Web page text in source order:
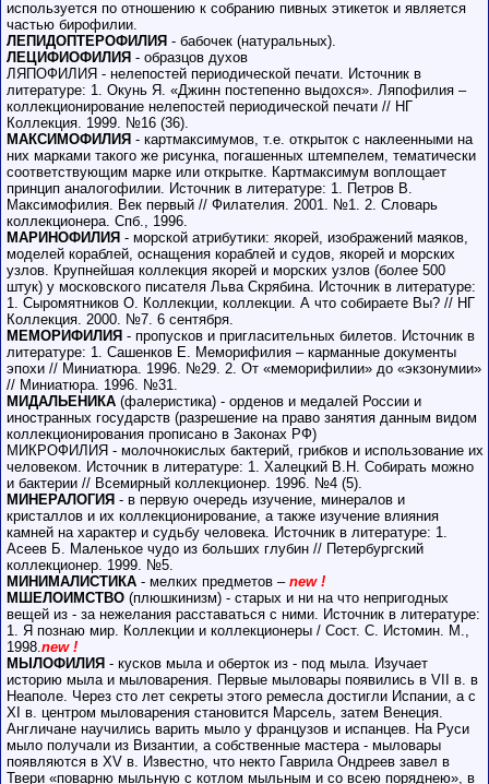
используется по отношению к собранию пивных этикеток и является
частью бирофилии.
ЛЕПИДОПТЕРОФИЛИЯ - бабочек (натуральных).
ЛЕЦИФИОФИЛИЯ - образцов духов
ЛЯПОФИЛИЯ - нелепостей периодической печати. Источник в
литературе: 1. Окунь Я. «Джинн постепенно выдохся». Ляпофилия –
коллекционирование нелепостей периодической печати // НГ
Коллекция. 1999. №16 (36).
МАКСИМОФИЛИЯ - картмаксимумов, т.е. открыток с наклеенными на
них марками такого же рисунка, погашенных штемпелем, тематически
соответствующим марке или открытке. Картмаксимум воплощает
принцип аналогофилии. Источник в литературе: 1. Петров В.
Максимофилия. Век первый // Филателия. 2001. №1. 2. Словарь
коллекционера. Спб., 1996.
МАРИНОФИЛИЯ - морской атрибутики: якорей, изображений маяков,
моделей кораблей, оснащения кораблей и судов, якорей и морских
узлов. Крупнейшая коллекция якорей и морских узлов (более 500
штук) у московского писателя Льва Скрябина. Источник в литературе:
1. Сыромятников О. Коллекции, коллекции. А что собираете Вы? // НГ
Коллекция. 2000. №7. 6 сентября.
МЕМОРИФИЛИЯ - пропусков и пригласительных билетов. Источник в
литературе: 1. Сашенков Е. Меморифилия – карманные документы
эпохи // Миниатюра. 1996. №29. 2. От «меморифилии» до «экзонумии»
// Миниатюра. 1996. №31.
МИДАЛЬЕНИКА (фалеристика) - орденов и медалей России и
иностранных государств (разрешение на право занятия данным видом
коллекционирования прописано в Законах РФ)
МИКРОФИЛИЯ - молочнокислых бактерий, грибков и использование их
человеком. Источник в литературе: 1. Халецкий В.Н. Собирать можно
и бактерии // Всемирный коллекционер. 1996. №4 (5).
МИНЕРАЛОГИЯ - в первую очередь изучение, минералов и
кристаллов и их коллекционирование, а также изучение влияния
камней на характер и судьбу человека. Источник в литературе: 1.
Асеев Б. Маленькое чудо из больших глубин // Петербургский
коллекционер. 1999. №5.
МИНИМАЛИСТИКА - мелких предметов – new !
МШЕЛОИМСТВО (плюшкинизм) - старых и ни на что непригодных
вещей из - за нежелания расставаться с ними. Источник в литературе:
1. Я познаю мир. Коллекции и коллекционеры / Сост. С. Истомин. М.,
1998. new !
МЫЛОФИЛИЯ - кусков мыла и оберток из - под мыла. Изучает
историю мыла и мыловарения. Первые мыловары появились в VII в. в
Неаполе. Через сто лет секреты этого ремесла достигли Испании, а с
XI в. центром мыловарения становится Марсель, затем Венеция.
Англичане научились варить мыло у французов и испанцев. На Руси
мыло получали из Византии, а собственные мастера - мыловары
появляются в XV в. Известно, что некто Гаврила Ондреев завел в
Твери «поварню мыльную с котлом мыльным и со всею поряднею», в